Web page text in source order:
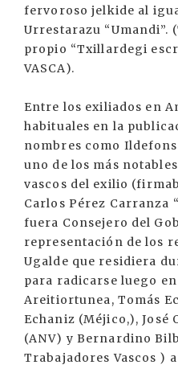
fervoroso jelkide al
Urrestarazu “Umandi”.
propio “Txillardegi
VASCA).
Entre los exiliados en
habituales en la
nombres como
uno de los más
vascos del exilio
Carlos Pérez Carranza
fuera Consejero del
representación de los
Ugalde que residiera
para radicarse luego
Areitiortunea, Tomás
Echaniz (Méjico,), José
(ANV) y Bernardino
Trabajadores Vascos )